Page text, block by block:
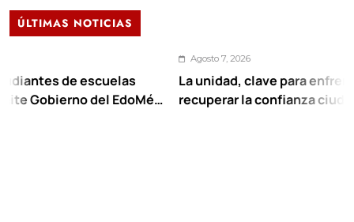
ÚLTIMAS NOTICIAS
de escuelas
del EdoMéx
Agosto 7, 2026
La unidad, clave para enfrentar los
recuperar la confianza ciudadana: